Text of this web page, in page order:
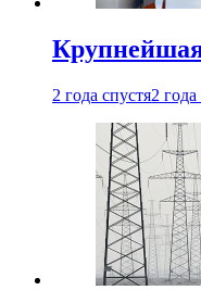
2 года спустя2 года